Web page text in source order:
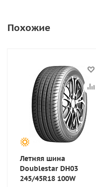
Похожие
Летняя шина
Doublestar DH03
245/45R18 100W